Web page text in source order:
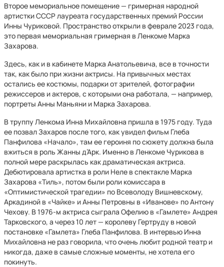
Второе мемориальное помещение — гримерная народной
артистки СССР лауреата государственных премий России
Инны Чуриковой. Пространство открыли в феврале 2023 года,
это первая мемориальная гримерная в Ленкоме Марка
Захарова.
Здесь, как и в кабинете Марка Анатольевича, все в точности
так, как было при жизни актрисы. На привычных местах
остались ее костюмы, подарки от зрителей, фотографии
режиссеров и актеров, с которыми она работала, — например,
портреты Анны Маньяни и Марка Захарова.
В труппу Ленкома Инна Михайловна пришла в 1975 году. Туда
ее позвал Захаров после того, как увидел фильм Глеба
Панфилова «Начало», там ее героиня по сюжету должна была
вжиться в роль Жанны д’Арк. Именно в Ленкоме Чурикова в
полной мере раскрылась как драматическая актриса.
Дебютировала артистка в роли Неле в спектакле Марка
Захарова «Тиль», потом были роли комиссара в
«Оптимистической трагедии» по Всеволоду Вишневскому,
Аркадиной в «Чайке» и Анны Петровны в «Иванове» по Антону
Чехову. В 1976-м актриса сыграла Офелию в «Гамлете» Андрея
Тарковского, а через 10 лет — королеву Гертруду в новой
постановке «Гамлета» Глеба Панфилова. В интервью Инна
Михайловна не раз говорила, что очень любит родной театр и
никогда, даже в самые сложные моменты, не хотела его
покинуть.